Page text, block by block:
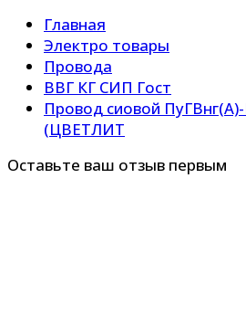
Главная
Электро товары
Провода
ВВГ КГ СИП Гост
Провод сиовой
(ЦВЕТЛИТ
Оставьте ваш отзыв первым